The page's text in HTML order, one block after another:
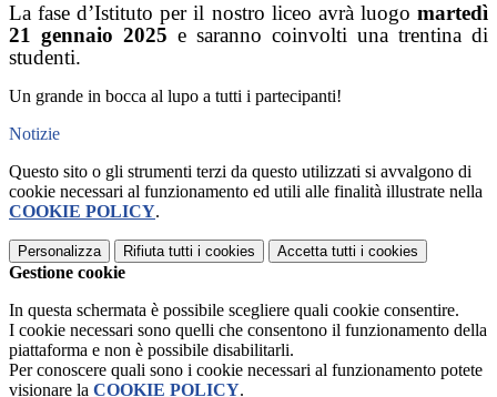
La fase d’Istituto per il nostro liceo avrà luogo martedì
21 gennaio 2025 e saranno coinvolti una trentina di
studenti.
Un grande in bocca al lupo a tutti i partecipanti!
Notizie
Questo sito o gli strumenti terzi da questo utilizzati si avvalgono di
cookie necessari al funzionamento ed utili alle finalità illustrate nella
COOKIE POLICY.
Personalizza Rifiuta tutti i cookies Accetta tutti i cookies
Gestione cookie
In questa schermata è possibile scegliere quali cookie consentire.
I cookie necessari sono quelli che consentono il funzionamento della
piattaforma e non è possibile disabilitarli.
Per conoscere quali sono i cookie necessari al funzionamento potete
visionare la COOKIE POLICY.